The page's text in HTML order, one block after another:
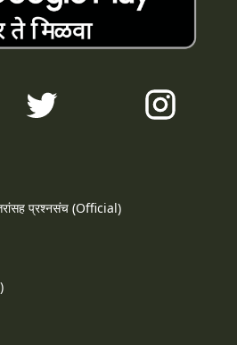
प्रश्नसंच (Official)